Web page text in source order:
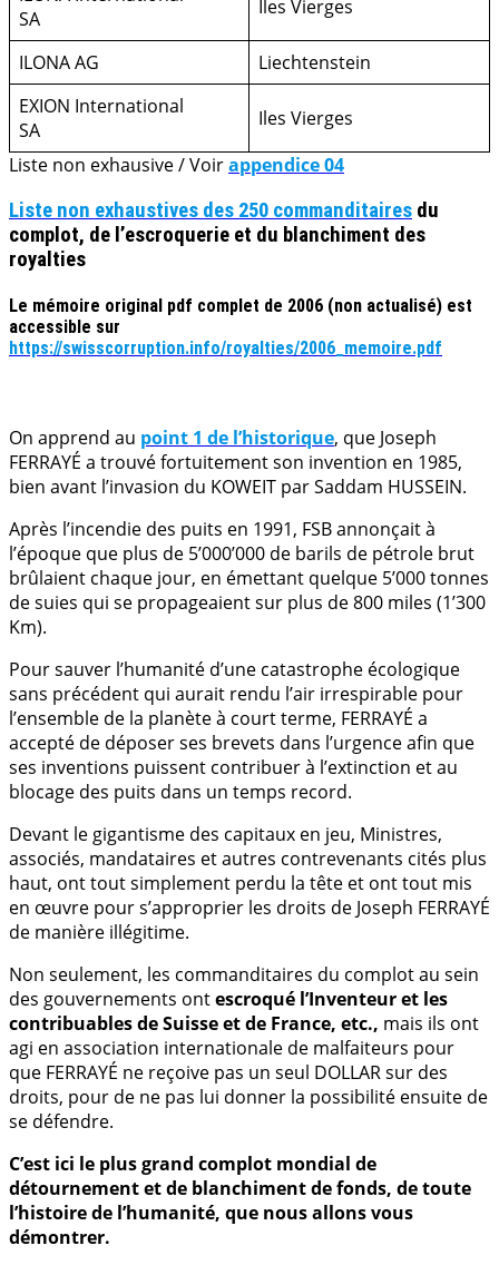
SA
Iles Vierges
ILONA AG
Liechtenstein
EXION International
SA
Iles Vierges
Liste non exhausive / Voirappendice 04
Liste non exhaustives des 250 commanditaires du
complot, de l’escroquerie et du blanchiment des
royalties
Le mémoire original pdf complet de 2006 (non actualisé) est
accessible sur
https://swisscorruption.info/royalties/2006_memoire.pdf
On apprend au point 1 de l’historique, que Joseph
FERRAYÉ a trouvé fortuitement son invention en 1985,
bien avant l’invasion du KOWEIT par Saddam HUSSEIN.
Après l’incendie des puits en 1991, FSB annonçait à
l’époque que plus de 5’000’000 de barils de pétrole brut
brûlaient chaque jour, en émettant quelque 5’000 tonnes
de suies qui se propageaient sur plus de 800 miles (1’300
Km).
Pour sauver l’humanité d’une catastrophe écologique
sans précédent qui aurait rendu l’air irrespirable pour
l’ensemble de la planète à court terme, FERRAYÉ a
accepté de déposer ses brevets dans l’urgence afin que
ses inventions puissent contribuer à l’extinction et au
blocage des puits dans un temps record.
Devant le gigantisme des capitaux en jeu, Ministres,
associés, mandataires et autres contrevenants cités plus
haut, ont tout simplement perdu la tête et ont tout mis
en œuvre pour s’approprier les droits de Joseph FERRAYÉ
de manière illégitime.
Non seulement, les commanditaires du complot au sein
des gouvernements ontescroqué l’Inventeur et les
contribuables de Suisse et de France, etc., mais ils ont
agi en association internationale de malfaiteurs pour
que FERRAYÉ ne reçoive pas un seul DOLLAR sur des
droits, pour de ne pas lui donner la possibilité ensuite de
se défendre.
C’est ici le plus grand complot mondial de
détournement et de blanchiment de fonds, de toute
l’histoire de l’humanité, que nous allons vous
démontrer.